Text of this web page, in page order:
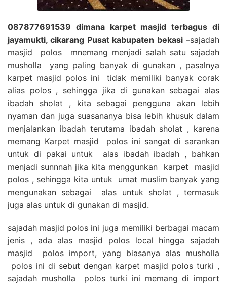
087877691539 dimana karpet masjid terbagus di
jayamukti, cikarang Pusat kabupaten bekasi–sajadah
masjid polos mnemang menjadi salah satu sajadah
musholla yang paling banyak di gunakan , pasalnya
karpet masjid polos ini tidak memiliki banyak corak
alias polos , sehingga jika di gunakan sebagai alas
ibadah sholat , kita sebagai pengguna akan lebih
nyaman dan juga suasananya bisa lebih khusuk dalam
menjalankan ibadah terutama ibadah sholat , karena
memang Karpet masjid polos ini sangat di sarankan
untuk di pakai untuk alas ibadah ibadah , bahkan
menjadi sunnnah jika kita menggunkan karpet masjid
polos , sehingga kita untuk umat muslim banyak yang
mengunakan sebagai alas untuk sholat , termasuk
juga alas untuk di gunakan di masjid.
sajadah masjid polos ini juga memiliki berbagai macam
jenis , ada alas masjid polos local hingga sajadah
masjid polos import, yang biasanya alas musholla
polos ini di sebut dengan karpet masjid polos turki ,
sajadah musholla polos turki ini memang di import